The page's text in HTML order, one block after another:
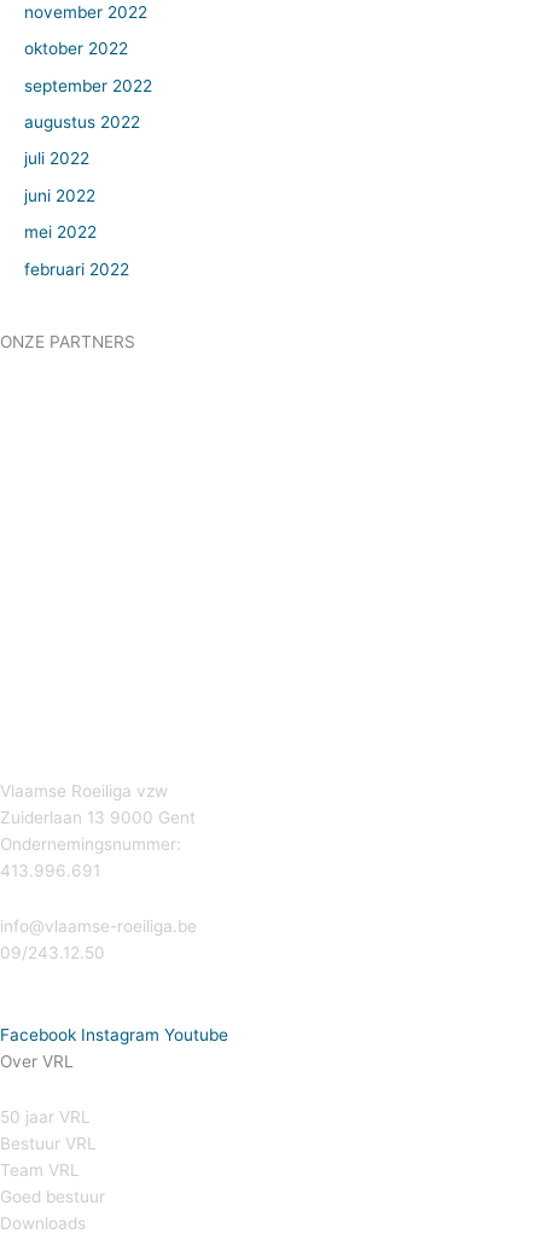
november 2022
oktober 2022
september 2022
augustus 2022
juli 2022
juni 2022
mei 2022
februari 2022
ONZE PARTNERS
Vlaamse Roeiliga vzw
Zuiderlaan 13 9000 Gent
Ondernemingsnummer:
413.996.691
info@vlaamse-roeiliga.be
09/243.12.50
Facebook Instagram Youtube
Over VRL
50 jaar VRL
Bestuur VRL
Team VRL
Goed bestuur
Downloads